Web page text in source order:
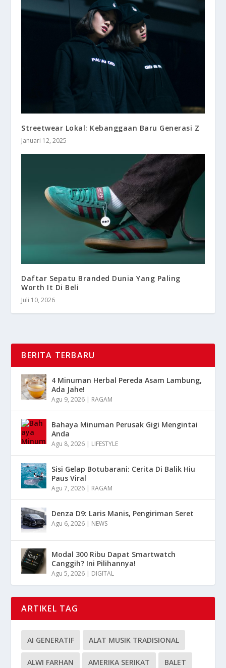
Streetwear Lokal: Kebanggaan Baru Generasi Z
Januari 12, 2025
Daftar Sepatu Branded Dunia Yang Paling
Worth It Di Beli
Juli 10, 2026
BERITA TERBARU
4 Minuman Herbal Pereda Asam Lambung,
Ada Jahe!
Agu 9, 2026 | RAGAM
Bahaya Minuman Perusak Gigi Mengintai
Anda
Agu 8, 2026 | LIFESTYLE
Sisi Gelap Botubarani: Cerita Di Balik Hiu
Paus Viral
Agu 7, 2026 | RAGAM
Denza D9: Laris Manis, Pengiriman Seret
Agu 6, 2026 | NEWS
Modal 300 Ribu Dapat Smartwatch
Canggih? Ini Pilihannya!
Agu 5, 2026 | DIGITAL
ARTIKEL TAG
AI GENERATIF ALAT MUSIK TRADISIONAL
ALWI FARHAN AMERIKA SERIKAT BALET